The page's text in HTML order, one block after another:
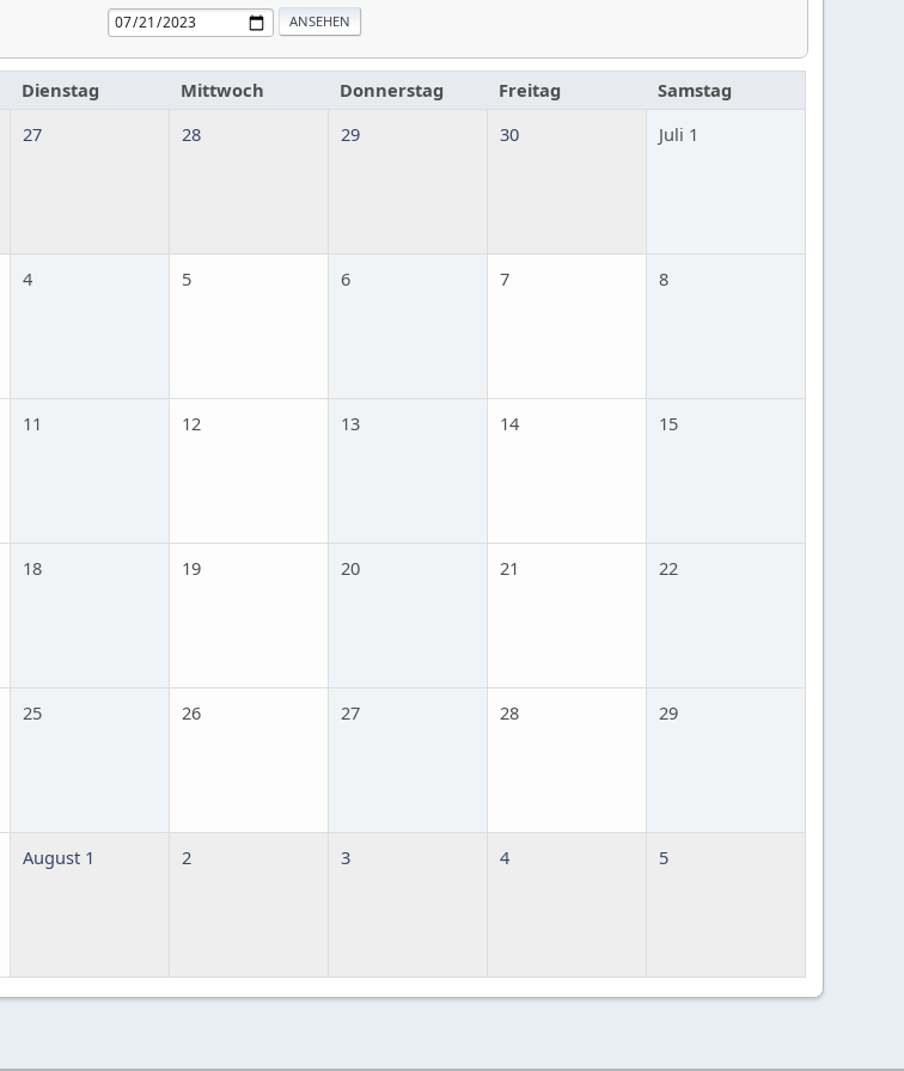
Dienstag Mittwoch Donnerstag Freitag Samstag
27 28 29 30 Juli 1
4 5 6 7 8
11 12 13 14 15
18 19 20 21 22
25 26 27 28 29
August 1 2 3 4 5